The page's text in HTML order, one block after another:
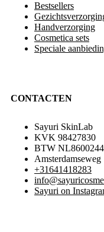
Bestsellers
Handverzorging
Cosmetica sets
Speciale
CONTACTEN
Sayuri SkinLab
KVK 98427830
BTW
+31641418283
Sayuri on